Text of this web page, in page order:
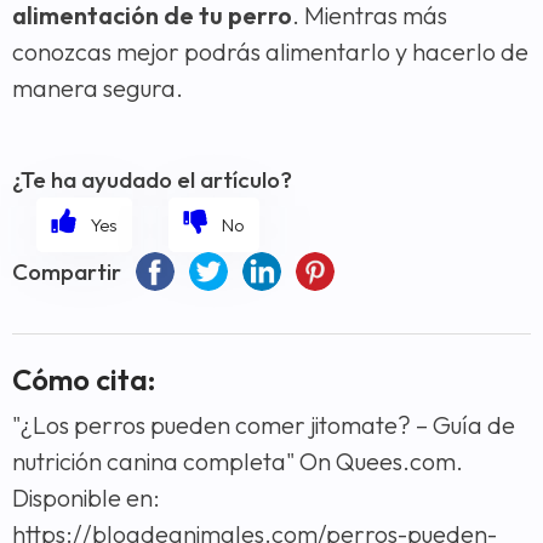
alimentación de tu perro. Mientras más
conozcas mejor podrás alimentarlo y hacerlo de
manera segura.
¿Te ha ayudado el artículo?
Compartir
Cómo cita:
"¿Los perros pueden comer jitomate? – Guía de
nutrición canina completa" On Quees.com.
Disponible en:
https://blogdeanimales.com/perros-pueden-